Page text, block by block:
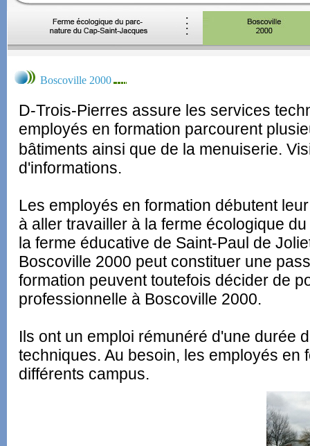
Boscoville 2000
D-Trois-Pierres assure les services
employés en formation parcourent
bâtiments ainsi que de la menuiserie.
d'informations.
Les employés en formation débutent
à aller travailler à la ferme écologique
la ferme éducative de Saint-Paul de
Boscoville 2000 peut constituer une
formation peuvent toutefois décider de
professionnelle à Boscoville 2000.
Ils ont un emploi rémunéré d'une durée
techniques. Au besoin, les employés
différents campus.